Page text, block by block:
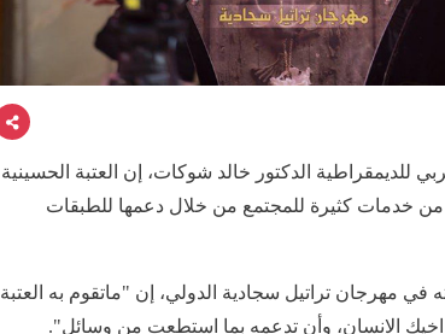
للديمقراطية الدكتور خالد شوكات، إن العتبة الحسينية
من خدمات كثيرة للمجتمع من خلال دعمها للطبقات
تراتيل سجادية الدولي، إن "ماتقوم به العتبة
اخيك الانسان، وأن تدعمه بما استطعت من وسائل".